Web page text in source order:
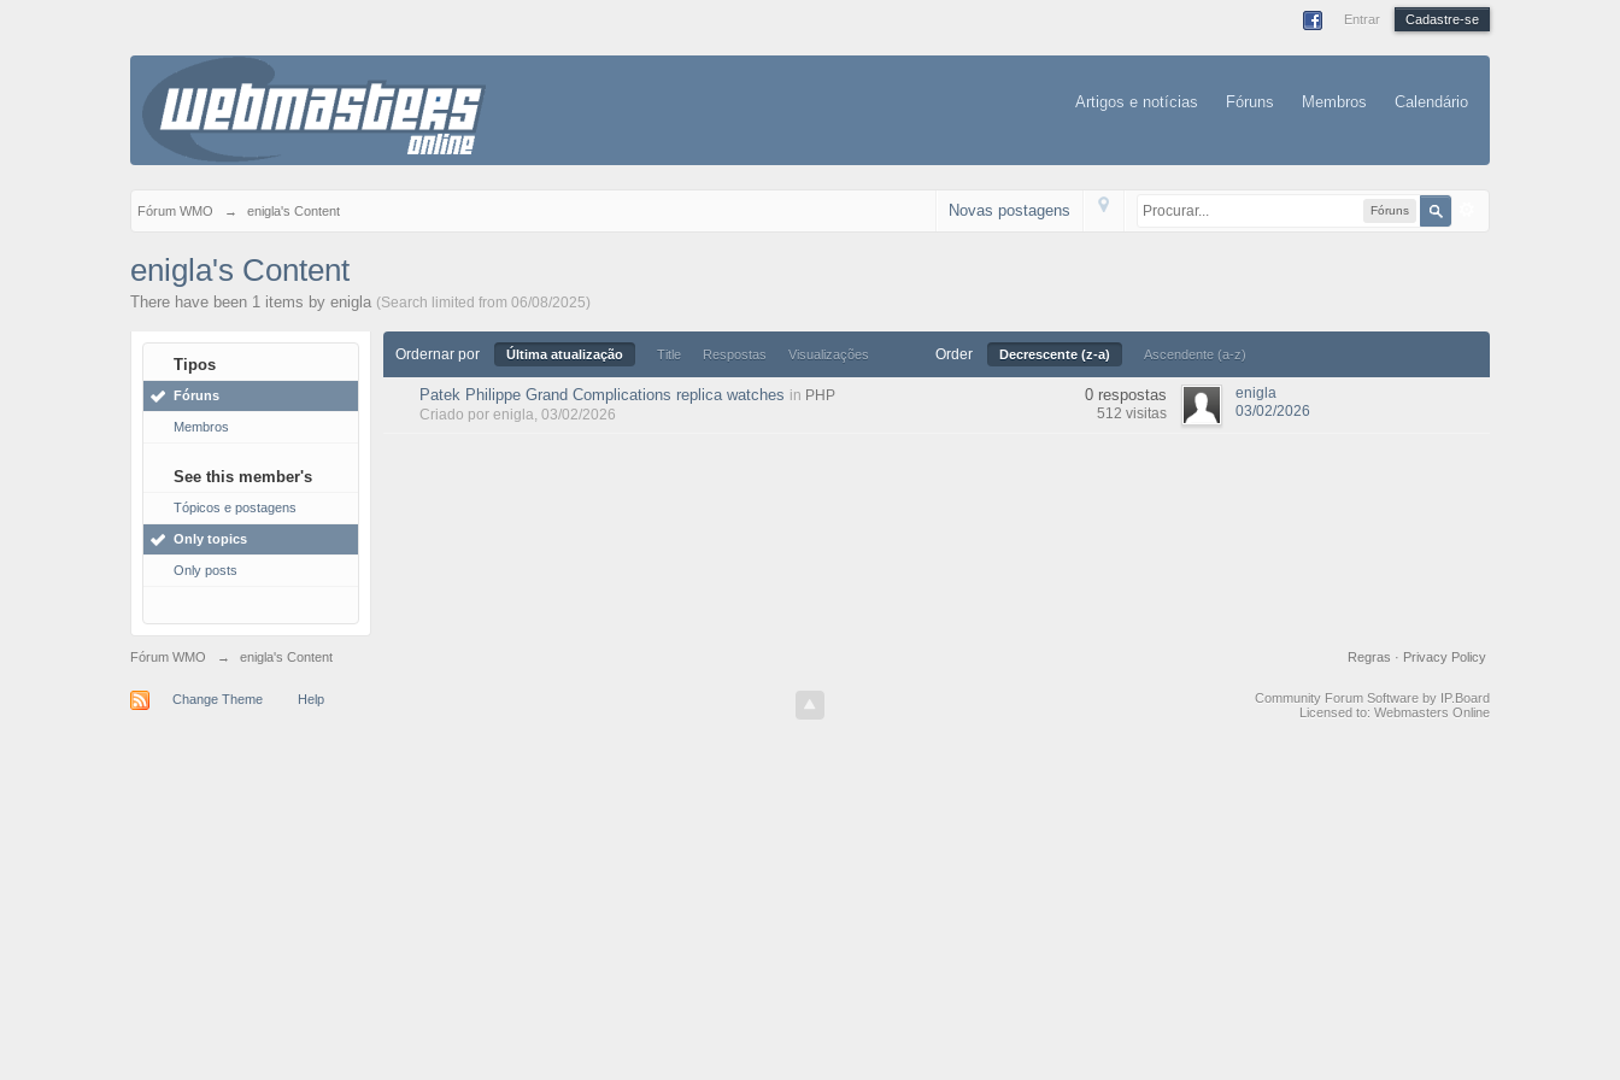
Entrar Cadastre-se
Artigos e notícias Fóruns Membros Calendário
Fórum WMO → enigla's Content Fóruns
Novas postagens
enigla's Content
There have been 1 items by enigla (Search limited from 06/08/2025)
Tipos
Fóruns
Membros
See this member's
Tópicos e postagens
Only topics
Only posts
Ordernar por Última atualização Title Respostas Visualizações Order Decrescente (z-a) Ascendente (a-z)
Patek Philippe Grand Complications replica watches in PHP
Criado por enigla, 03/02/2026
0 respostas
512 visitas
enigla
03/02/2026
Fórum WMO → enigla's Content Privacy Policy
Regras ·
Change Theme Help
Community Forum Software by IP.Board
Licensed to: Webmasters Online